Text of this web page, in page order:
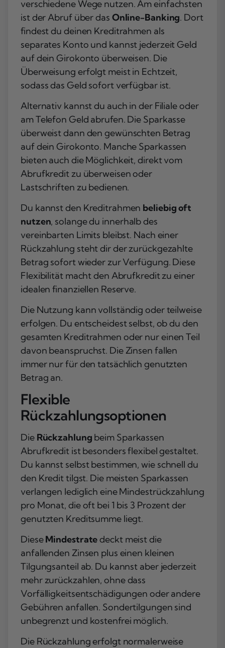
verschiedene Wege nutzen. Am einfachsten
ist der Abruf über das Online-Banking. Dort
findest du deinen Kreditrahmen als
separates Konto und kannst jederzeit Geld
auf dein Girokonto überweisen. Die
Überweisung erfolgt meist in Echtzeit,
sodass das Geld sofort verfügbar ist.
Alternativ kannst du auch in der Filiale oder
am Telefon Geld abrufen. Die Sparkasse
überweist dann den gewünschten Betrag
auf dein Girokonto. Manche Sparkassen
bieten auch die Möglichkeit, direkt vom
Abrufkredit zu überweisen oder
Lastschriften zu bedienen.
Du kannst den Kreditrahmen beliebig oft
nutzen, solange du innerhalb des
vereinbarten Limits bleibst. Nach einer
Rückzahlung steht dir der zurückgezahlte
Betrag sofort wieder zur Verfügung. Diese
Flexibilität macht den Abrufkredit zu einer
idealen finanziellen Reserve.
Die Nutzung kann vollständig oder teilweise
erfolgen. Du entscheidest selbst, ob du den
gesamten Kreditrahmen oder nur einen Teil
davon beanspruchst. Die Zinsen fallen
immer nur für den tatsächlich genutzten
Betrag an.
Flexible
Rückzahlungsoptionen
Die Rückzahlung beim Sparkassen
Abrufkredit ist besonders flexibel gestaltet.
Du kannst selbst bestimmen, wie schnell du
den Kredit tilgst. Die meisten Sparkassen
verlangen lediglich eine Mindestrückzahlung
pro Monat, die oft bei 1 bis 3 Prozent der
genutzten Kreditsumme liegt.
DieseMindestratedeckt meist die
anfallenden Zinsen plus einen kleinen
Tilgungsanteil ab. Du kannst aber jederzeit
mehr zurückzahlen, ohne dass
Vorfälligkeitsentschädigungen oder andere
Gebühren anfallen. Sondertilgungen sind
unbegrenzt und kostenfrei möglich.
Die Rückzahlung erfolgt normalerweise